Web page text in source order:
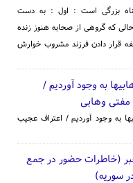
بزرگی است : اول : به دست
که گروهی از صحابه هنوز زنده
قرار دادن فرزند مشروب خوارش
به وجود آوردیم /
وهابی
به وجود آوردیم / اعتراف عجیب
(خاطرات حضور در جمع
سوریه)